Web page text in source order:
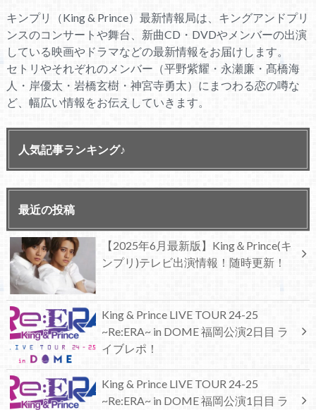
キンプリ（King & Prince）最新情報局は、キングアンドプリ
ンスのコンサートや舞台、新曲CD・DVDやメンバーの出演
している映画やドラマなどの最新情報をお届けします。
セトリやそれぞれのメンバー（平野紫耀・永瀬廉・髙橋海
人・岸優太・岩橋玄樹・神宮寺勇太）にまつわる恋の噂な
ど、幅広い情報をお伝えしていきます。
人気記事ランキング♪
最近の投稿
【2025年6月最新版】King＆Prince(キ
ンプリ)テレビ出演情報！随時更新！
King & Prince LIVE TOUR 24-25
~Re:ERA~ in DOME 福岡公演2日目 ラ
イブレポ！
King & Prince LIVE TOUR 24-25
~Re:ERA~ in DOME 福岡公演1日目 ラ